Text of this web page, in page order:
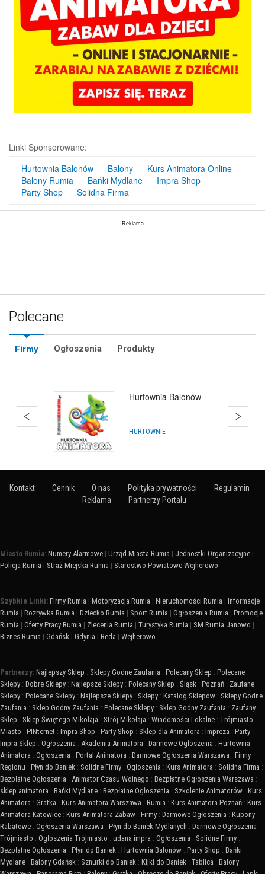
Linki Sponsorowane:
Hurtownia Balonów
Balony
Kurs Animatora Online
Balony Rumia
Bańki Mydlane
Impra Shop
Party Shop
Solidna Firma
Polecane
Firmy Ogłoszenia Produkty
Hurtownia Balonów
HURTOWNIE
Kontakt Cennik O nas Polityka prywatności
Regulamin
Reklama
Partnerzy Portalu
Miasto Rumia: Numery Alarmowe | Urząd Miasta Rumia | Jednostki Organizacyjne |
Policja Rumia | Straż Miejska Rumia | Starostwo Powiatowe Wejherowo
Szybkie Linki: Firmy Rumia | Motoryzacja Rumia | Nieruchomości Rumia | Informacje
Rumia | Rozrywka Rumia | Dziecko Rumia | Sport Rumia | Ogłoszenia Rumia | Promocje
Rumia | Oferty Pracy Rumia | Zlecenia Rumia | Turystyka Rumia | SM Rumia Janowo |
Biznes Rumia | Gdańsk | Gdynia | Reda | Wejherowo
Partnerzy: Najlepszy Sklep : Sklepy Godne Zaufania : Polecany Sklep : Polecane
Sklepy : Dobre Sklepy : Najlepsze Sklepy : Polecany Sklep : Śląsk : Poznań : Zaufane
Sklepy : Polecane Sklepy : Najlepsze Sklepy : Sklepy : Katalog Sklepów : Sklepy Godne
Zaufania : Sklep Godny Zaufania : Polecane Sklepy : Sklep Godny Zaufania : Zaufany
Sklep : Sklep Świętego Mikołaja : Strój Mikołaja : Wiadomości Lokalne : Trójmiasto :
Miasto : PINternet : Impra Shop : Party Shop : Sklep dla Animatora : Impreza : Party :
Impra Sklep : Ogłoszenia : Akademia Animatora : Darmowe Ogłoszenia : Hurtownia
Animatora : Ogłoszenia : Portal Animatora : Darmowe Ogłoszenia Warszawa : Firmy
Regionu : Płyn do Baniek : Solidne Firmy : Ogłoszenia : Kurs Animatora : Solidna Firma :
Bezpłatne Ogłoszenia : Animator Czasu Wolnego : Bezpłatne Ogłoszenia Warszawa :
sklep animatora : Bańki Mydlane : Bezpłatne Ogłoszenia : Szkolenie Animatorów : Kurs
Animatora : Gratka : Kurs Animatora Warszawa : Rumia : Kurs Animatora Poznań : Kurs
Animatora Katowice : Kurs Animatora Zabaw : Firmy : Darmowe Ogłoszenia : Kupony
Rabatowe : Ogłoszenia Warszawa : Płyn do Baniek Mydlanych : Darmowe Ogłoszenia
Trójmiasto : Ogłoszenia Trójmiasto : udana impra : Ogłoszenia : Solidne Firmy :
Bezpłatne Ogłoszenia : Płyn do Baniek : Hurtownia Balonów : Party Shop : Bańki
Mydlane : Balony Gdańsk : Sznurki do Baniek : Kijki do Baniek : Tablica : Balony